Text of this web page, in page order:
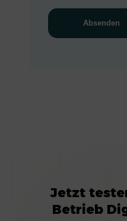
Jetzt
Betrieb